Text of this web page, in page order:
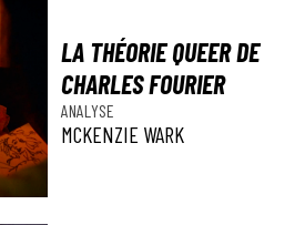
LA THÉORIE QUEER DE
CHARLES FOURIER
ANALYSE
MCKENZIE WARK